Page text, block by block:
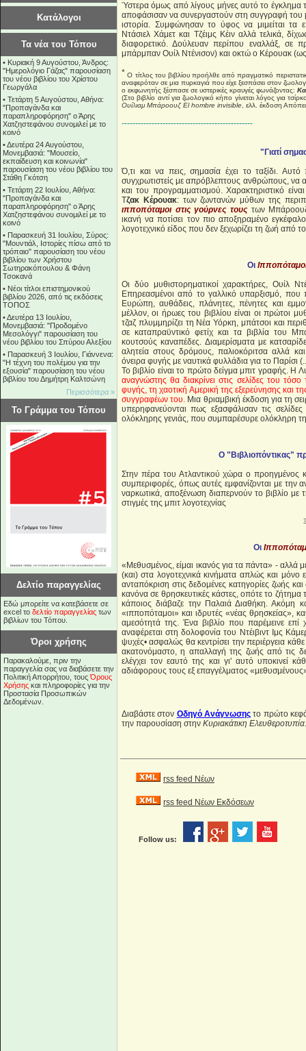
Κατάλογοι
Τα νέα του Τόπου
• Κυριακή 9 Αυγούστου, Άνδρος:
"Ημερολόγιο Γάζας" παρουσίαση
του νέου βιβλίου του Χρίστου
Γεωργάλα
• Τετάρτη 5 Αυγούστου, Αθήνα:
"Προπαγάνδα και
παραπληροφόρηση" ο Άρης
Χατζηστεφάνου συνομιλεί με το
κοινό
•Δευτέρα 24 Αυγούστου,
Μονεμβασιά: "Μουσείο,
εκπαίδευση και κοινωνία"
παρουσίαση του νέου βιβλίου του
Στάθη Γκότση
• Τετάρτη 22 Ιουλίου, Αθήνα:
"Προπαγάνδα και
παραπληροφόρηση" ο Άρης
Χατζηστεφάνου συνομιλεί με το
κοινό
• Παρασκευή 31 Ιουλίου, Σύρος:
"Μουντιάλ, Ιστορίες πίσω από το
τρόπαιο" παρουσίαση του νέου
βιβλίου των Χρήστου
Σωτηρακόπουλου & Φάνη
Τσοκανά
• Νέοι τίτλοι επιστημονικού
βιβλίου 2026, από τις εκδόσεις
ΤΟΠΟΣ
•Δευτέρα 13 Ιουλίου,
Μονεμβασιά: "Προδομένο
Μεσολόγγι" παρουσίαση του
νέου βιβλίου του Σπύρου Αλεξίου
• Παρασκευή 3 Ιουλίου, Γιάννενα:
"Η τέχνη του πολέμου για την
εξουσία" παρουσίαση του νέου
βιβλίου του Δημήτρη Καλτσώνη
Περισσότερα »
Το Γράμμα του Τόπου
Δελτίο παραγγελίας
Εδώ μπορείτε να κατεβάσετε σε
excel το δελτίο παραγγελίας των
βιβλίων του Τόπου.
Όροι χρήσης
Παρακαλούμε, πριν την
παραγγελία σας να διαβάσετε την
Πολιτική Απορρήτου, τουςΌρους
Χρήσης και πληροφορίες για την
Προστασία Προσωπικών
Δεδομένων.
Ύστερα όμως από λίγους μήνες αυτό το
αποφάσισαν να συνεργαστούν στη συγγραφή του
ιστορία. Συμφώνησαν το ύφος να μιμείται τα
Ντάσιελ Χάμετ και Τζέιμς Κέιν αλλά τελικά,
διαφορετικό. Δούλευαν περίπου εναλλάξ,
μπάρμπαν Ουίλ Ντένισον) και οκτώ ο Κέρουακ
*Ο τίτλος του βιβλίου προήλθε από πραγματικό
αναφερόταν σε μια πυρκαγιά που είχε ξεσπάσει στον
ο εκφωνητής ξέσπασε σε υστερικές κραυγές φωνάζοντας:
(Στο βιβλίο αντί για ζωολογικό κήπο γίνεται λόγος για
Ουίλιαμ Μπάροουζ El hombre invisible, ελλ. έκδοση
------------------------------------------------
"Γιατί
Ό,τι και να πεις, σημασία έχει το ταξίδι.
συγχρωτιστείς με απρόβλεπτους ανθρώπους, να
και του προγραμματισμού. Χαρακτηριστικό
Τζακ Κέρουακ: των ζωντανών μύθων της
ιπποπόταμοι στις γούρνες τουςτων Μπάροουζ-
ικανή να ποτίσει τον πιο αποξηραμένο
λογοτεχνικό είδος που δεν ξεχωρίζει τη ζωή από
Οι
Οι δύο μυθιστορηματικοί χαρακτήρες, Ουίλ
Επηρεασμένοι από το γαλλικό υπαρξισμό, που
Ευρώπη, αυθάδεις, πλάνητες, πένητες και
μέλλον, οι ήρωες του βιβλίου είναι οι πρώτοι
τζαζ πλυμμηρίζει τη Νέα Υόρκη, μπάτσοι και
σε καταπραϋντικό φετίχ και τα βιβλία του
κουτσούς καναπέδες. Διαμερίσματα με
αλητεία στους δρόμους, παλιοκόριτσα αλλά
όνειρα φυγής με ναυτικά φυλλάδια για το Παρίσι
Το βιβλίο είναι το πρώτο δείγμα μπιτ γραφής. Η
αναγνώστης θα διακρίνει στις σελίδες του
φυγής, τη χαοτική Αμερική της εξερεύνησης και
συγγραφέων του. Μια θριαμβική έκδοση για τη
υπερηφανεύονται πως εξασφάλισαν τις
ολόκληρης γενιάς, που συμπαρέσυρε ολόκληρη
Ο "Βιβλιοπόντικας"
Στην πέρα του Ατλαντικού χώρα ο προηγμένος
συμπεριφορές, όπως αυτές εμφανίζονται με την
ναρκωτικά, αποξένωση διαπερνούν το βιβλίο με
στιγμές της μπιτ λογοτεχνίας
Οι
«Μεθυσμένος, είμαι ικανός για τα πάντα» - αλλά
(και) στα λογοτεχνικά κινήματα απλώς και
ανταπόκριση στις δεδομένες κατηγορίες ζωής
κανόνα σε θρησκευτικές κάστες, οπότε το ζήτημα
κάποιος διάβαζε την Παλαιά Διαθήκη.
«ιπποπόταμοι» και ιδρυτές «νέας θρησκείας»,
αμεσότητά της. Ένα βιβλίο που παρέμεινε
αναφέρεται στη δολοφονία του Ντέιβιντ Ιμς
ψυχές• ασφαλώς θα κεντρίσει την περιέργεια
ακατονόμαστο, η απαλλαγή της ζωής από τις
ελέγχει τον εαυτό της και γι' αυτό υποκινεί
αδιάφορους τους εξ επαγγέλματος
Διαβάστε στον Οδηγό Ανάγνωσης το πρώτο
την παρουσίαση στην Κυριακάτικη Ελευθεροτυπία.
rss feed Νέων
rss feed Νέων Εκδόσεων
Follow us: